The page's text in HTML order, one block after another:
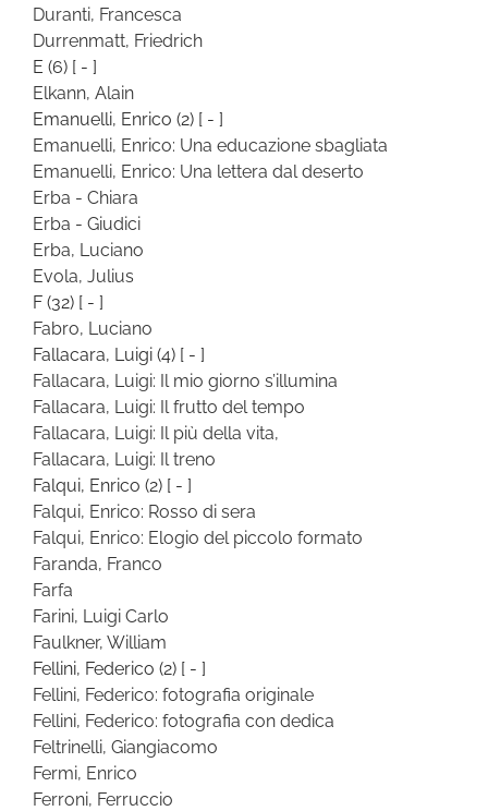
Duranti, Francesca
Durrenmatt, Friedrich
E (6) [ - ]
Elkann, Alain
Emanuelli, Enrico (2) [ - ]
Emanuelli, Enrico: Una educazione sbagliata
Emanuelli, Enrico: Una lettera dal deserto
Erba - Chiara
Erba - Giudici
Erba, Luciano
Evola, Julius
F (32) [ - ]
Fabro, Luciano
Fallacara, Luigi (4) [ - ]
Fallacara, Luigi: Il mio giorno s’illumina
Fallacara, Luigi: Il frutto del tempo
Fallacara, Luigi: Il più della vita,
Fallacara, Luigi: Il treno
Falqui, Enrico (2) [ - ]
Falqui, Enrico: Rosso di sera
Falqui, Enrico: Elogio del piccolo formato
Faranda, Franco
Farfa
Farini, Luigi Carlo
Faulkner, William
Fellini, Federico (2) [ - ]
Fellini, Federico: fotografia originale
Fellini, Federico: fotografia con dedica
Feltrinelli, Giangiacomo
Fermi, Enrico
Ferroni, Ferruccio